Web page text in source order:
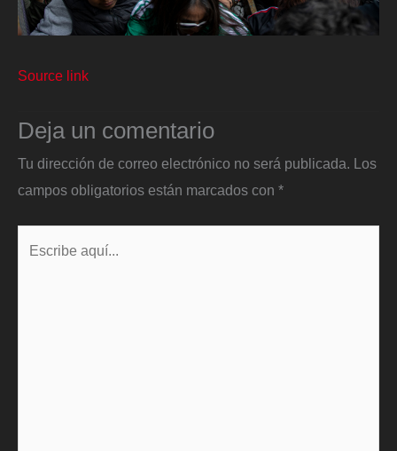
Source link
Deja un comentario
Tu dirección de correo electrónico no será publicada. Los
campos obligatorios están marcados con *